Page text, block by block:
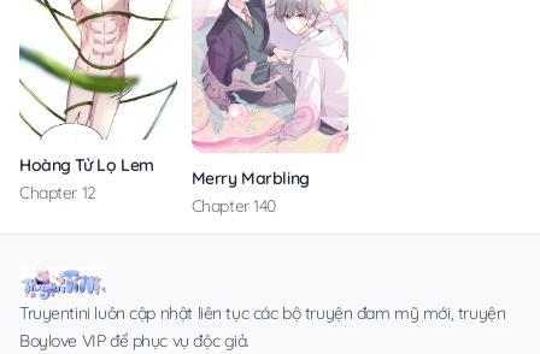
Hoàng Tử Lọ Lem
Chapter 12
Merry Marbling
Chapter 140
Truyentini luôn cập nhật liên tục các bộ truyện đam mỹ mới, truyện
Boylove VIP để phục vụ độc giả.